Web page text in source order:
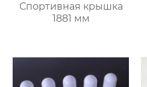
Спортивная крышка
1881 мм